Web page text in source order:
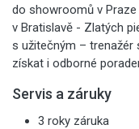
do showroomů v
v Bratislavě - Zlatých
s užitečným – trenažér
získat i odborné
Servis a záruky
3 roky záruka